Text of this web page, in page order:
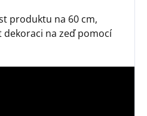
produktu na 60 cm,
na zeď pomocí